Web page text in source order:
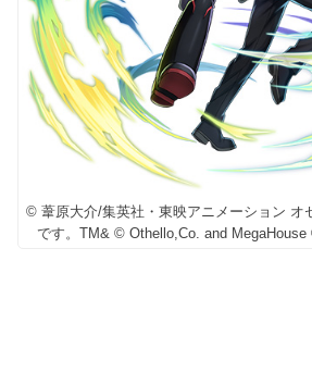
© 葦原大介/集英社・東映アニメーション オ
です。TM& © Othello,Co. and